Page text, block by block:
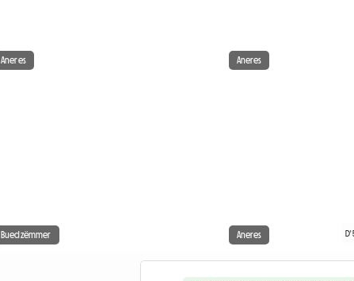
Aneres Aneres
Buedzëmmer Aneres